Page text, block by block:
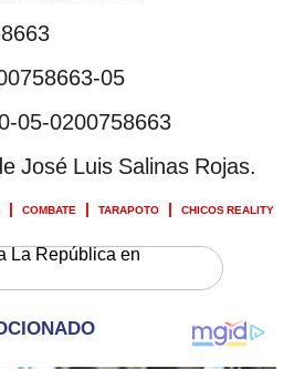
05
05-0200758663
José Luis Salinas Rojas.
COMBATE TARAPOTO CHICOS REALITY
La República en